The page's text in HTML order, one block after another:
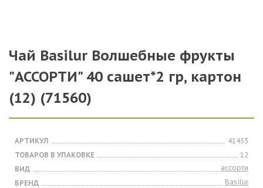
Чай Basilur Волшебные фрукты
"АССОРТИ" 40 сашет*2 гр, картон
(12) (71560)
АРТИКУЛ
41453
ТОВАРОВ В УПАКОВКЕ
12
ВИД
ассорти
БРЕНД
Basilur